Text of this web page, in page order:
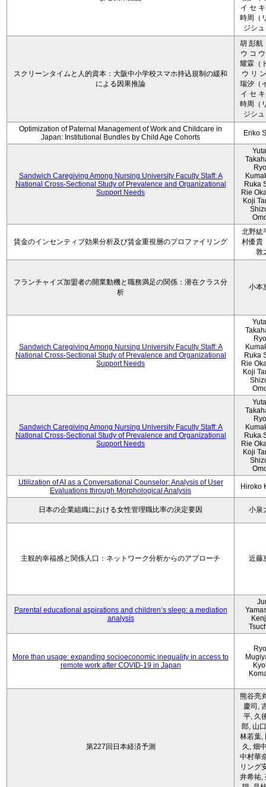
イ セ
時周（
ジシ
スクリーンタイムと人的資本：大阪中小学校スマホ持込規制の緩和
による因果推論
胡 彭航
ウ コ
耀霖（
ウ リ
瑞汐（
イ セ
時周（
ジシ
Optimization of Paternal Management of Work and Childcare in
Japan: Institutional Bundles by Child Age Cohorts
Eriko
Sandwich Caregiving Among Nursing University Faculty Staff: A
National Cross-Sectional Study of Prevalence and Organizational
Support Needs
Ruka
Rie
Koji
賃金のインセンティブ効果分析及び賃金重視層のプロファイリング
北野紘
村優貴
敦
フランチャイズ加盟者の開業動機と職務満足の関係：潜在クラス分
析
小本
Sandwich Caregiving Among Nursing University Faculty Staff: A
National Cross-Sectional Study of Prevalence and Organizational
Support Needs
Ruka
Rie
Koji
Sandwich Caregiving Among Nursing University Faculty Staff: A
National Cross-Sectional Study of Prevalence and Organizational
Support Needs
Ruka
Rie
Koji
Utilization of AI as a Conversational Counselor: Analysis of User
Evaluations through Morphological Analysis
Hiroko
日本の企業組織における女性管理職比率の決定要因 小泉
主観的幸福感と関係人口：ネットワーク分析からのアプローチ 近藤
Parental educational aspirations and children’s sleep: a mediation
analysis
More than usage: expanding socioeconomic inequality in access to
remote work after COVID-19 in Japan
第227回日本経済予測
熊谷亮
慶司,
平, 久
郎, 山
林若葉,
久, 畑
中村華
リング
井希祐,